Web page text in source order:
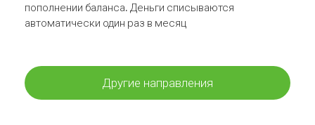
пополнении баланса. Деньги списываются
автоматически один раз в месяц
Другие направления